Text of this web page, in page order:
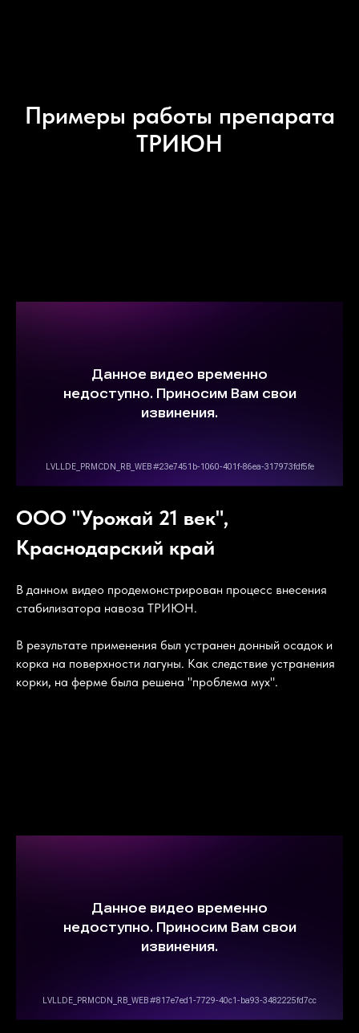
Примеры работы препарата
ТРИЮН
ООО "Урожай 21 век",
Краснодарский край
В данном видео продемонстрирован процесс внесения
стабилизатора навоза ТРИЮН.
В результате применения был устранен донный осадок и
корка на поверхности лагуны. Как следствие устранения
корки, на ферме была решена "проблема мух".